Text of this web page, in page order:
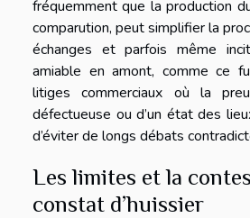
fréquemment que la production
comparution, peut simplifier la
échanges et parfois même
amiable en amont, comme ce
litiges commerciaux où la
défectueuse ou d’un état des
d’éviter de longs débats
Les limites et la
constat d’huissier